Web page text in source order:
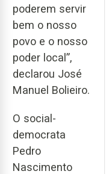
poderem servir
bem o nosso
povo e o nosso
poder local”,
declarou José
Manuel Bolieiro.
O social-
democrata
Pedro
Nascimento